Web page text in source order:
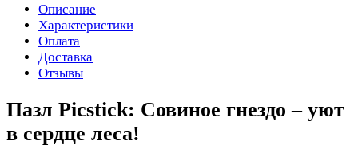
Описание
Характеристики
Оплата
Доставка
Отзывы
Пазл Picstick: Совиное гнездо – уют
в сердце леса!